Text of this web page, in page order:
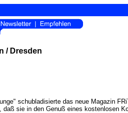
/ Dresden
schubladisierte das neue Magazin
sie in den Genuß eines kostenlosen